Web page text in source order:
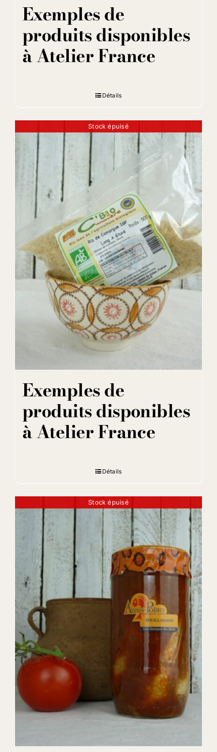
Exemples de
produits disponibles
à Atelier France
Détails
Stock épuisé
Exemples de
produits disponibles
à Atelier France
Détails
Stock épuisé